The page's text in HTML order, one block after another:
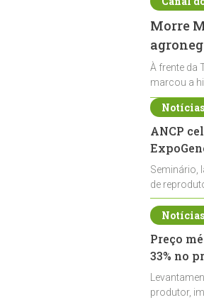
Morre
À frente da
marcou a
ANCP
Seminário,
de
durante a
Preço
33% no
produtor,